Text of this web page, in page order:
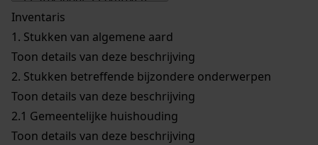
Inventaris
1. Stukken van algemene aard
Toon details van deze beschrijving
2. Stukken betreffende bijzondere onderwerpen
Toon details van deze beschrijving
2.1 Gemeentelijke huishouding
Toon details van deze beschrijving